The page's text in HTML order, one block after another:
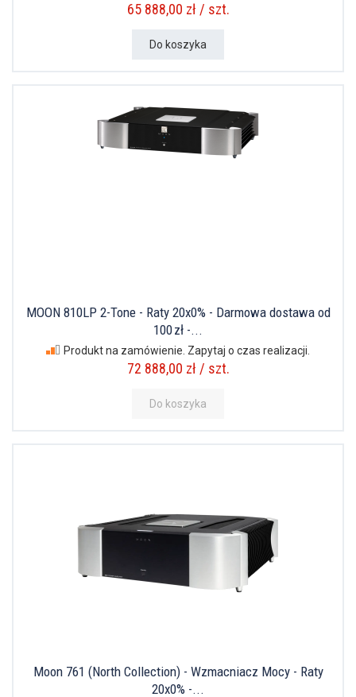
65 888,00 zł / szt.
Do koszyka
MOON 810LP 2-Tone - Raty 20x0% - Darmowa dostawa od
100 zł -...
Produkt na zamówienie. Zapytaj o czas realizacji.
72 888,00 zł / szt.
Do koszyka
Moon 761 (North Collection) - Wzmacniacz Mocy - Raty
20x0% -...